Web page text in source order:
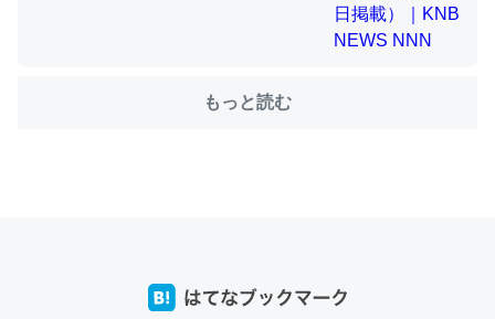
もっと読む